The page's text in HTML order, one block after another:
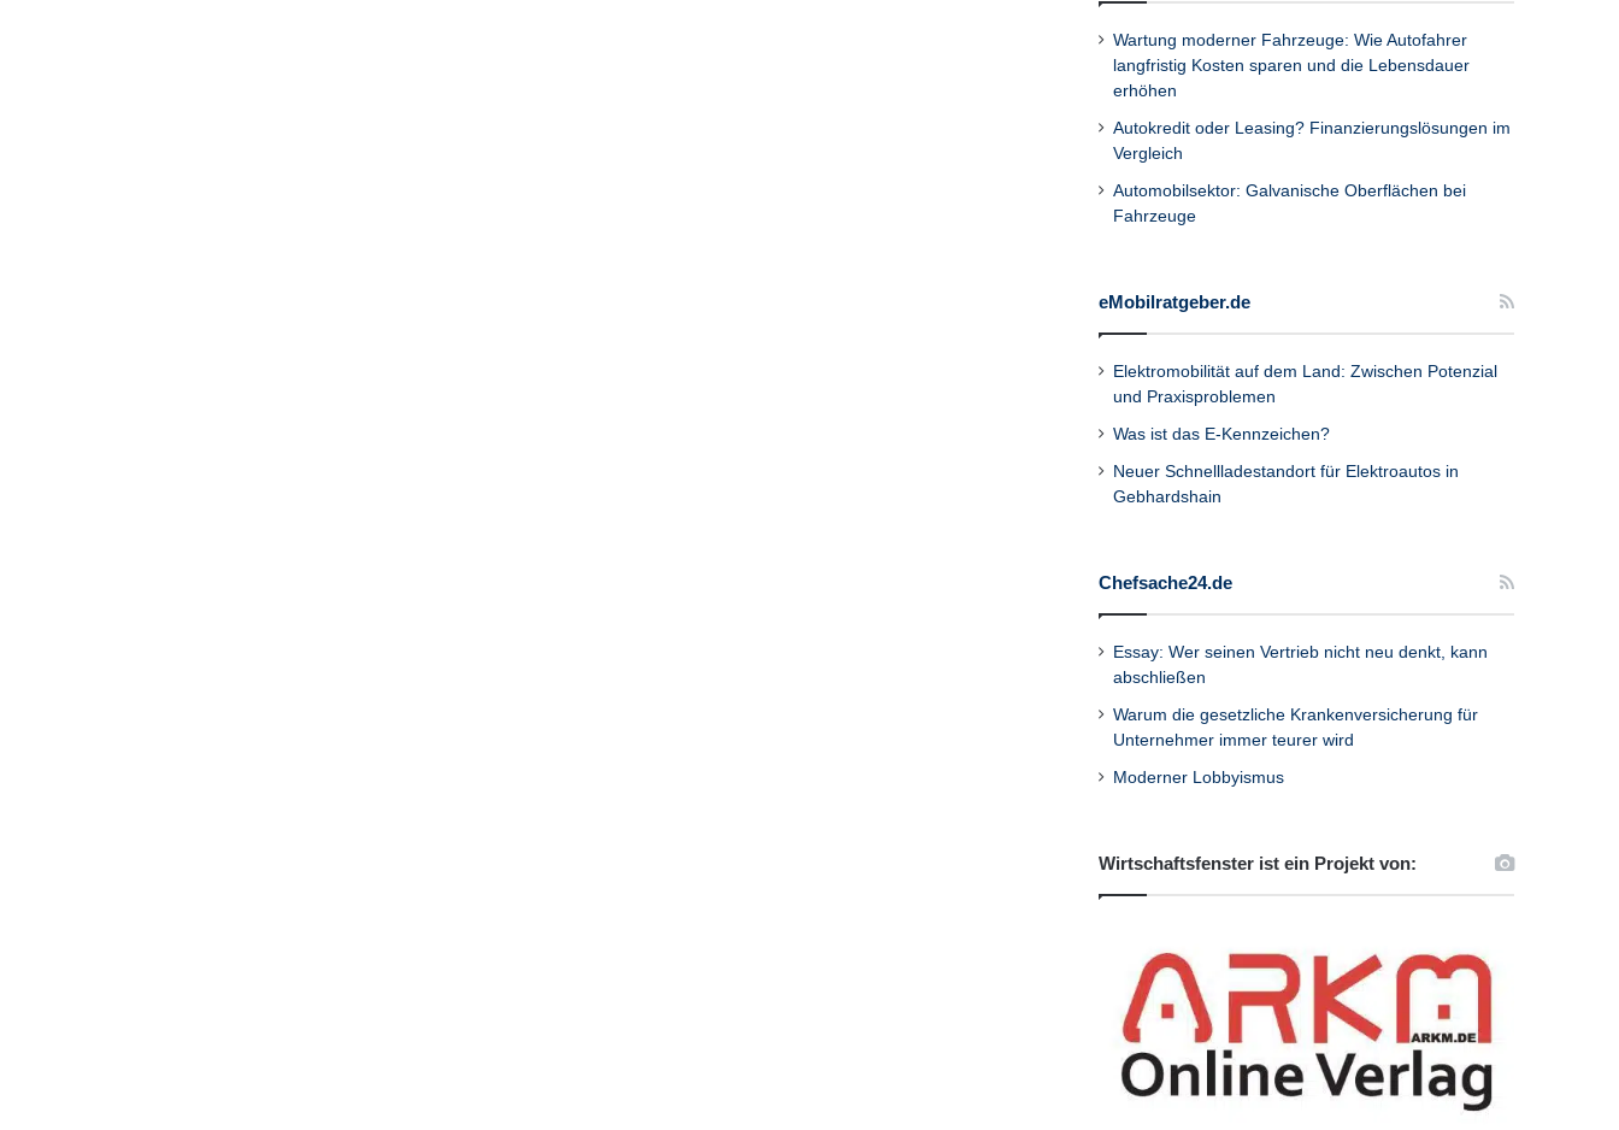
Wartung moderner Fahrzeuge: Wie Autofahrer
langfristig Kosten sparen und die Lebensdauer
erhöhen
Autokredit oder Leasing? Finanzierungslösungen im
Vergleich
Automobilsektor: Galvanische Oberflächen bei
Fahrzeuge
eMobilratgeber.de
Elektromobilität auf dem Land: Zwischen Potenzial
und Praxisproblemen
Was ist das E-Kennzeichen?
Neuer Schnellladestandort für Elektroautos in
Gebhardshain
Chefsache24.de
Essay: Wer seinen Vertrieb nicht neu denkt, kann
abschließen
Warum die gesetzliche Krankenversicherung für
Unternehmer immer teurer wird
Moderner Lobbyismus
Wirtschaftsfenster ist ein Projekt von: